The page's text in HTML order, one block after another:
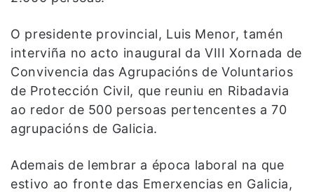
O presidente provincial, Luis Menor, tamén
interviña no acto inaugural da VIII Xornada de
Convivencia das Agrupacións de Voluntarios
de Protección Civil, que reuniu en Ribadavia
ao redor de 500 persoas pertencentes a 70
agrupacións de Galicia.
Ademais de lembrar a época laboral na que
estivo ao fronte das Emerxencias en Galicia,